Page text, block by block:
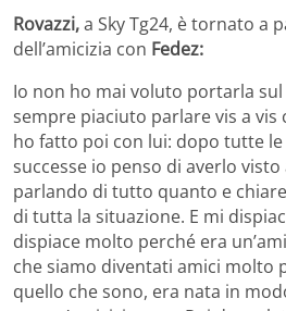
Rovazzi,a Sky Tg24, è tornato a
dell’amicizia con Fedez:
Io non ho mai voluto portarla
sempre piaciuto parlare vis a vis
ho fatto poi con lui: dopo tutte le
successe io penso di averlo
parlando di tutto quanto e
di tutta la situazione. E mi
dispiace molto perché era
che siamo diventati amici molto
quello che sono, era nata in